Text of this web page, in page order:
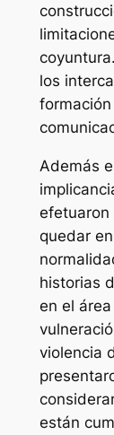
los
Además
efetuaron
quedar
historias
en el
violencia
están